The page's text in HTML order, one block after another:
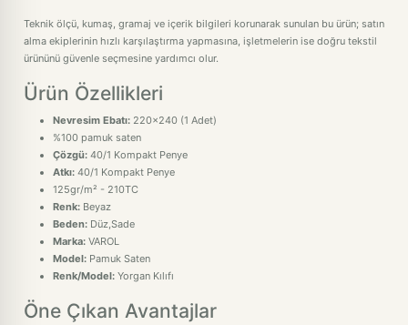
Teknik ölçü, kumaş, gramaj ve içerik bilgileri korunarak sunulan bu ürün; satın
alma ekiplerinin hızlı karşılaştırma yapmasına, işletmelerin ise doğru tekstil
ürününü güvenle seçmesine yardımcı olur.
Ürün Özellikleri
Nevresim Ebatı: 220x240 (1 Adet)
%100 pamuk saten
Çözgü: 40/1 Kompakt Penye
Atkı: 40/1 Kompakt Penye
125gr/m² - 210TC
Renk: Beyaz
Beden: Düz,Sade
Marka: VAROL
Model: Pamuk Saten
Renk/Model: Yorgan Kılıfı
Öne Çıkan Avantajlar